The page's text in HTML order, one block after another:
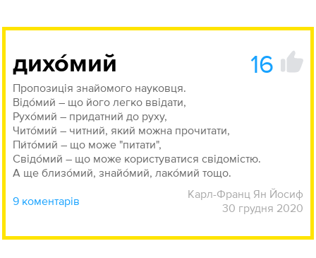
дихо́мий 16
Пропозиція знайомого науковця.
Відо́мий – що його легко ввідати,
Рухо́мий – придатний до руху,
Чито́мий – читний, який можна прочитати,
Пи́то́мий – що може "питати",
Свідо́мий – що може користуватися свідомістю.
А ще близо́мий, знайо́мий, лако́мий тощо.
9 коментарів
Карл-Франц Ян Йосиф
30 грудня 2020